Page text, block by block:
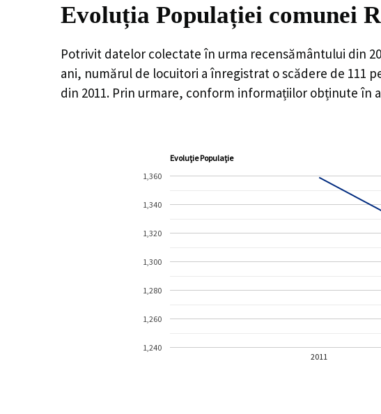
Evoluția Populației comunei
Potrivit datelor colectate în urma recensământului din
ani, numărul de locuitori a înregistrat oscădere de 111
din 2011. Prin urmare, conform informațiilor obținute în
Evoluție Populație
2011
1,240
1,260
1,280
1,300
1,320
1,340
1,360